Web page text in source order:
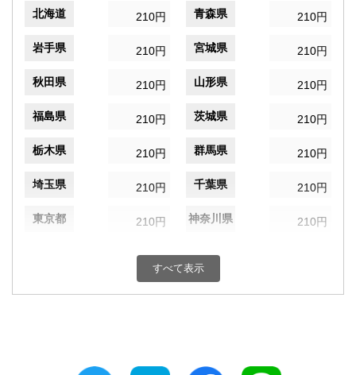
北海道 210円 青森県 210円
岩手県 210円 宮城県 210円
秋田県 210円 山形県 210円
福島県 210円 茨城県 210円
栃木県 210円 群馬県 210円
埼玉県 210円 千葉県 210円
東京都 210円 神奈川県 210円
210円 富山県
すべて表示